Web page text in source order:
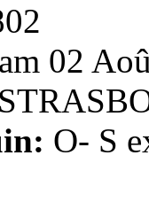
02
O- S